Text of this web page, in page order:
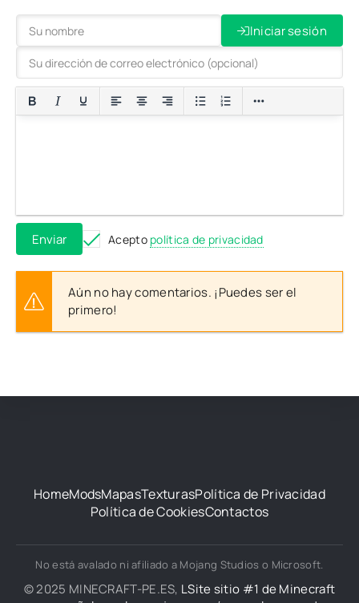
Iniciar sesión
Enviar Acepto política de privacidad
Aún no hay comentarios. ¡Puedes ser el
primero!
HomeModsMapasTexturasPolítica de Privacidad
Política de CookiesContactos
No está avalado ni afiliado a Mojang Studios o Microsoft.
© 2025 MINECRAFT-PE.ES, LSite sitio #1 de Minecraft